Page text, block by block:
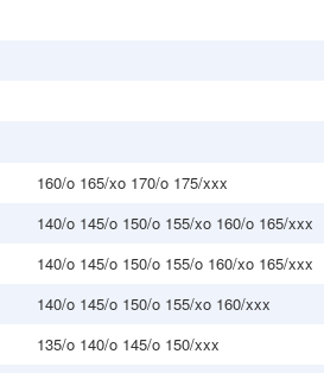
160/o 165/xo 170/o 175/xxx
140/o 145/o 150/o 155/xo 160/o 165/xxx
140/o 145/o 150/o 155/o 160/xo 165/xxx
140/o 145/o 150/o 155/xo 160/xxx
135/o 140/o 145/o 150/xxx